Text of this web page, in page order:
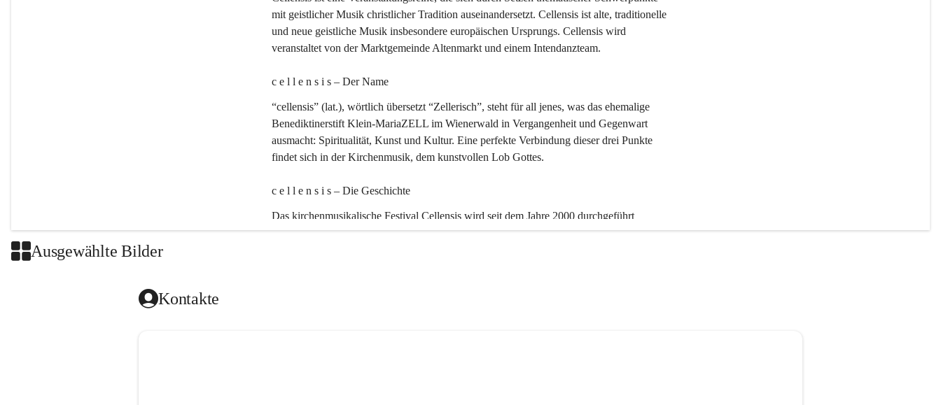
mit geistlicher Musik christlicher Tradition auseinandersetzt. Cellensis ist alte, traditionelle
und neue geistliche Musik insbesondere europäischen Ursprungs. Cellensis wird
veranstaltet von der Marktgemeinde Altenmarkt und einem Intendanzteam.
c e l l e n s i s – Der Name
“cellensis” (lat.), wörtlich übersetzt “Zellerisch”, steht für all jenes, was das ehemalige
Benediktinerstift Klein-MariaZELL im Wienerwald in Vergangenheit und Gegenwart
ausmacht: Spiritualität, Kunst und Kultur. Eine perfekte Verbindung dieser drei Punkte
findet sich in der Kirchenmusik, dem kunstvollen Lob Gottes.
c e l l e n s i s – Die Geschichte
Das kirchenmusikalische Festival Cellensis wird seit dem Jahre 2000 durchgeführt
Ausgewählte Bilder
Kontakte